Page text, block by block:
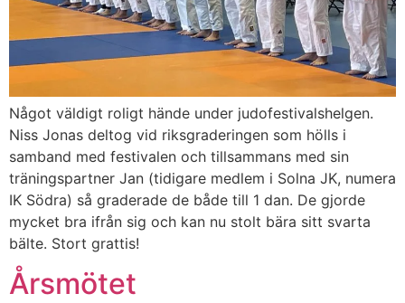
Något väldigt roligt hände under judofestivalshelgen.
Niss Jonas deltog vid riksgraderingen som hölls i
samband med festivalen och tillsammans med sin
träningspartner Jan (tidigare medlem i Solna JK, numera
IK Södra) så graderade de både till 1 dan. De gjorde
mycket bra ifrån sig och kan nu stolt bära sitt svarta
bälte. Stort grattis!
Årsmötet